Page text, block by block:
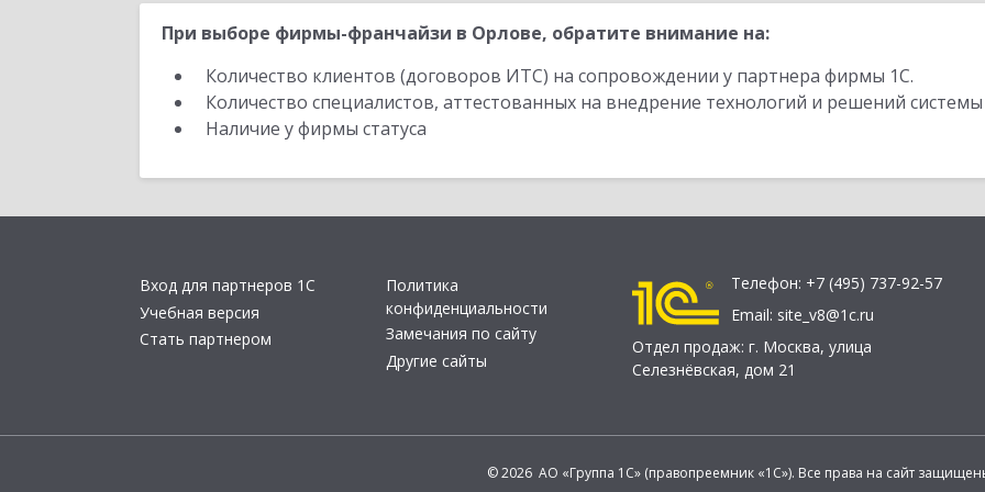
При выборе фирмы-франчайзи в Орлове, обратите внимание на:
Количество клиентов (договоров ИТС) на сопровождении у партнера фирмы 1С.
Количество специалистов, аттестованных на внедрение технологий и решений
Наличие у фирмы статуса
Вход для партнеров 1С
Учебная версия
Стать партнером
Политика
конфиденциальности
Замечания по сайту
Другие сайты
Телефон: +7 (495) 737-92-57
Email: site_v8@1c.ru
Отдел продаж: г. Москва, улица
Селезнёвская, дом 21
© 2026 АО «Группа 1С» (правопреемник «1С»). Все права на сайт